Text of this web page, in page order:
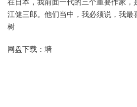
在日本，我前面一代的三个重要作家，
江健三郎。他们当中，我必须说，我
树
网盘下载：墙